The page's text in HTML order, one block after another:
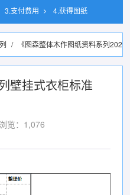
3.支付费用 4.获得图纸
/ 《图森整体木作图纸资料系列2022
壁挂式衣柜标准
浏览：1,076